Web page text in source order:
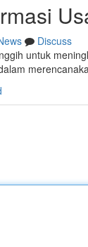
Discuss
untuk